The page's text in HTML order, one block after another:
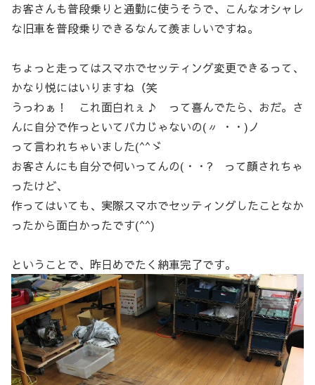
お客さんも普段乗りと通勤に使うそうで、こんなオシャレ
な旧車を普段乗りできるなんて羨ましいですね。
ちょっと走ってはスマホでセッティング変更できるって、
かなり悦にはいりますね（笑
うっわぁ！ これ面白れぇ♪ って喜んでたら、おだ。さ
んに自分で作っといてバカじゃないの(〃 ・・)ノ
って言われちゃいました(^^ゞ
お客さんにも自分で何いってんの(・・? って顔されちゃ
ったけど、
作ってはいても、実際スマホでセッティングしたことなか
ったから面白かったです(^^)
ということで、昨日めでたく納車完了です。